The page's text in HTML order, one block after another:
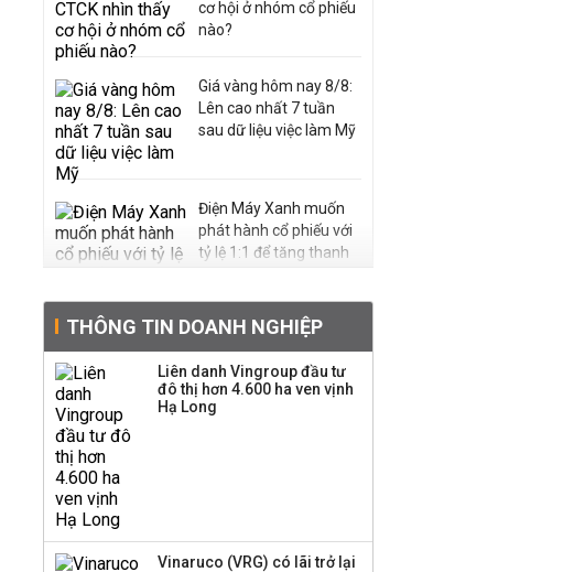
cơ hội ở nhóm cổ phiếu
nào?
Giá vàng hôm nay 8/8:
Lên cao nhất 7 tuần
sau dữ liệu việc làm Mỹ
Điện Máy Xanh muốn
phát hành cổ phiếu với
tỷ lệ 1:1 để tăng thanh
Quy hoạch 4 khu lấn
biển ở Phú Quốc
hàng
THÔNG TIN DOANH NGHIỆP
Liên danh Vingroup đầu tư
đô thị hơn 4.600 ha ven vịnh
Hạ Long
Vinaruco (VRG) có lãi trở lại